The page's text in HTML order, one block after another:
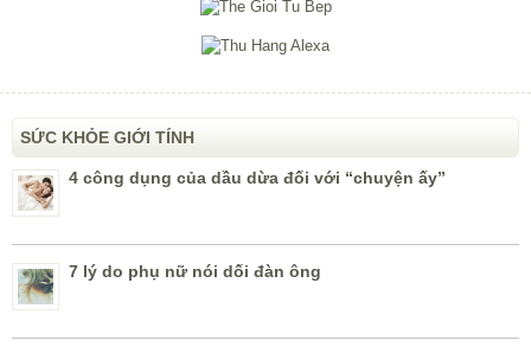
SỨC KHỎE GIỚI TÍNH
4 công dụng của dầu dừa đối với “chuyện ấy”
7 lý do phụ nữ nói dối đàn ông